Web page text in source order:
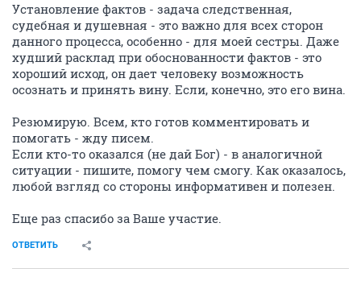
Установление фактов - задача следственная,
судебная и душевная - это важно для всех сторон
данного процесса, особенно - для моей сестры. Даже
худший расклад при обоснованности фактов - это
хороший исход, он дает человеку возможность
осознать и принять вину. Если, конечно, это его вина.
Резюмирую. Всем, кто готов комментировать и
помогать - жду писем.
Если кто-то оказался (не дай Бог) - в аналогичной
ситуации - пишите, помогу чем смогу. Как оказалось,
любой взгляд со стороны информативен и полезен.
Еще раз спасибо за Ваше участие.
ОТВЕТИТЬ